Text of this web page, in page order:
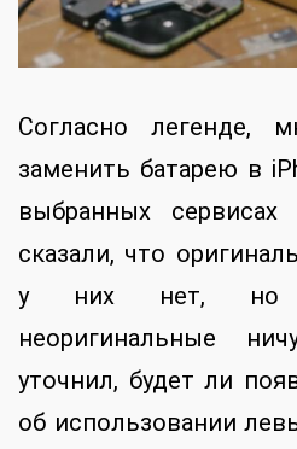
Согласно легенде,
заменить батарею в
выбранных
сказали, что
у них нет, но
неоригинальные
уточнил, будет ли
об использовании